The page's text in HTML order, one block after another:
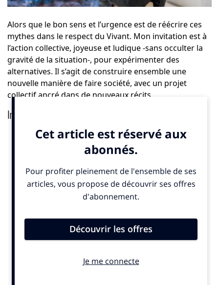
Alors que le bon sens et l’urgence est de réécrire ces
mythes dans le respect du Vivant. Mon invitation est à
l’action collective, joyeuse et ludique -sans occulter la
gravité de la situation-, pour expérimenter des
alternatives. Il s’agit de construire ensemble une
nouvelle manière de faire société, avec un projet
collectif ancré dans de nouveaux récits.
Imaginer un nouveau monde
Pour créer un nouveau monde, nous devons d’abord
l’imaginer. La Théorie du Donut de l’économiste Kate
Raworth peut nous y aider. Ce modèle prend en
compte les limites planétaires et les besoins sociaux de
base. La question n’est pas de se demander s’il est
trop tard ou non. Ca n’est pas binaire. La question est
psychologique dénommé l’effet tunnel implique que
plus nous avons peur, plus notre champ de vision se
rétrécit. A l’inverse, plus notre imagination augmente,
Le régulateur de la peur le plus puissant est le lien